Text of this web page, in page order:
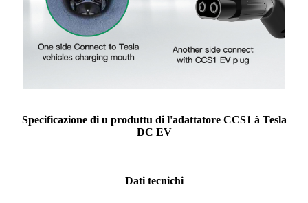
Specificazione di u produttu di l'adattatore CCS1 à Tesla
DC EV
Dati tecnichi